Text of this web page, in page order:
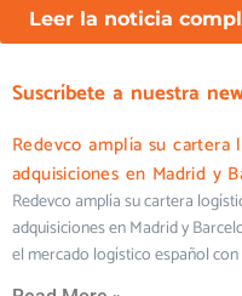
Leer la noticia
Suscríbete a nuestra
Redevco amplía su cartera
adquisiciones en Madrid y
Redevco amplía su cartera
adquisiciones en Madrid y
el mercado logístico español con